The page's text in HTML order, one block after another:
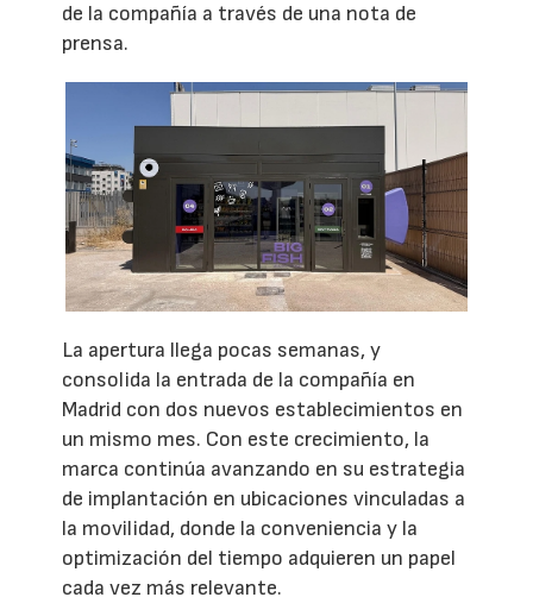
de la compañía a través de una nota de
prensa.
La apertura llega pocas semanas, y
consolida la entrada de la compañía en
Madrid con dos nuevos establecimientos en
un mismo mes. Con este crecimiento, la
marca continúa avanzando en su estrategia
de implantación en ubicaciones vinculadas a
la movilidad, donde la conveniencia y la
optimización del tiempo adquieren un papel
cada vez más relevante.